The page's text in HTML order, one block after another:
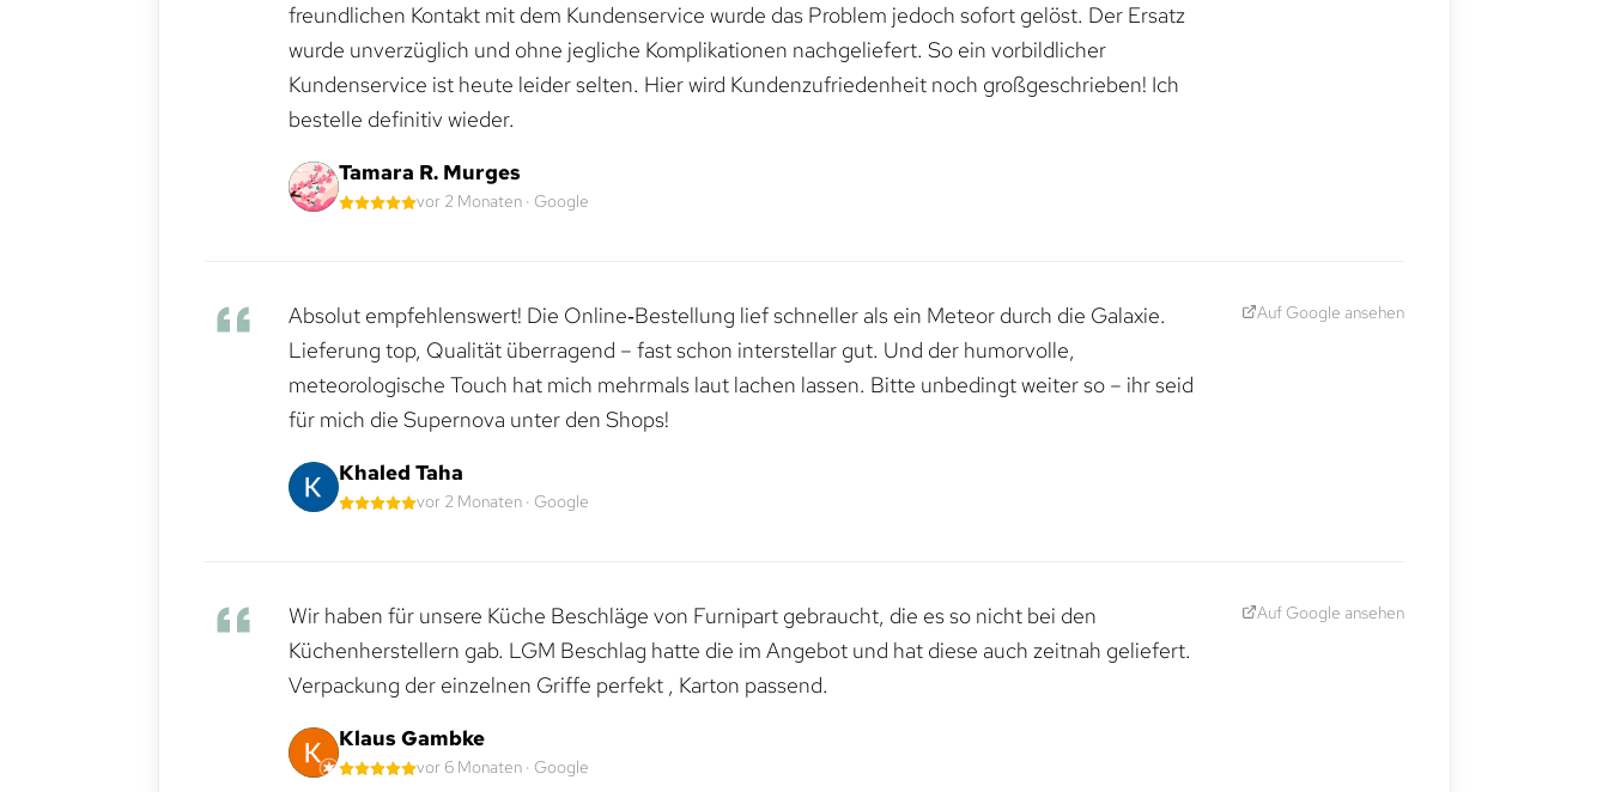
freundlichen Kontakt mit dem Kundenservice wurde das Problem jedoch sofort gelöst. Der Ersatz
wurde unverzüglich und ohne jegliche Komplikationen nachgeliefert. So ein vorbildlicher
Kundenservice ist heute leider selten. Hier wird Kundenzufriedenheit noch großgeschrieben! Ich
bestelle definitiv wieder.
Tamara R. Murges
vor 2 Monaten · Google
Absolut empfehlenswert! Die Online‑Bestellung lief schneller als ein Meteor durch die Galaxie.
Lieferung top, Qualität überragend – fast schon interstellar gut. Und der humorvolle,
meteorologische Touch hat mich mehrmals laut lachen lassen. Bitte unbedingt weiter so – ihr seid
für mich die Supernova unter den Shops!
Khaled Taha
vor 2 Monaten · Google
Auf Google ansehen
Wir haben für unsere Küche Beschläge von Furnipart gebraucht, die es so nicht bei den
Küchenherstellern gab. LGM Beschlag hatte die im Angebot und hat diese auch zeitnah geliefert.
Verpackung der einzelnen Griffe perfekt , Karton passend.
Klaus Gambke
vor 6 Monaten · Google
Auf Google ansehen